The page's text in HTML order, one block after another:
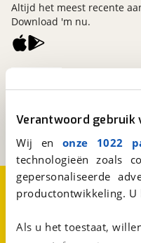
Verantwoord gebruik
Wij en onze 1022
technologieën zoals
gepersonaliseerde
productontwikkeling. U
Als u het toestaat,
Een initiatief van
Altijd het meest recente
Download 'm nu.
Over viaBOVAG.nl
CookievoorkeurenVacatures